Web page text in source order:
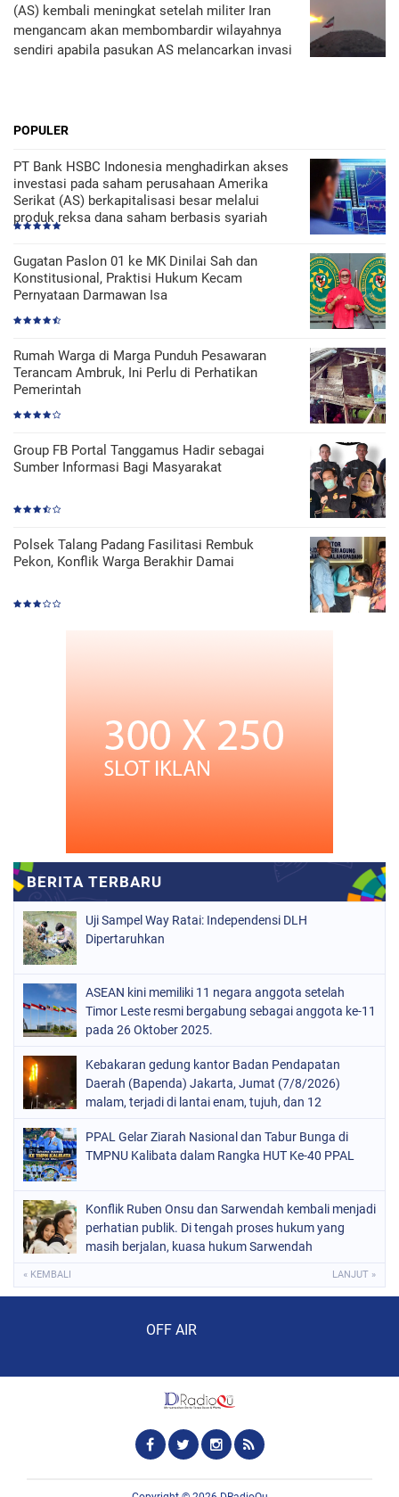
(AS) kembali meningkat setelah militer Iran
mengancam akan membombardir wilayahnya
sendiri apabila pasukan AS melancarkan invasi
POPULER
PT Bank HSBC Indonesia menghadirkan akses
investasi pada saham perusahaan Amerika
Serikat (AS) berkapitalisasi besar melalui
produk reksa dana saham berbasis syariah
Gugatan Paslon 01 ke MK Dinilai Sah dan
Konstitusional, Praktisi Hukum Kecam
Pernyataan Darmawan Isa
Rumah Warga di Marga Punduh Pesawaran
Terancam Ambruk, Ini Perlu di Perhatikan
Pemerintah
Group FB Portal Tanggamus Hadir sebagai
Sumber Informasi Bagi Masyarakat
Polsek Talang Padang Fasilitasi Rembuk
Pekon, Konflik Warga Berakhir Damai
Uji Sampel Way Ratai: Independensi DLH
Dipertaruhkan
ASEAN kini memiliki 11 negara anggota setelah
Timor Leste resmi bergabung sebagai anggota ke-11
pada 26 Oktober 2025.
Kebakaran gedung kantor Badan Pendapatan
Daerah (Bapenda) Jakarta, Jumat (7/8/2026)
malam, terjadi di lantai enam, tujuh, dan 12
PPAL Gelar Ziarah Nasional dan Tabur Bunga di
TMPNU Kalibata dalam Rangka HUT Ke-40 PPAL
Konflik Ruben Onsu dan Sarwendah kembali menjadi
perhatian publik. Di tengah proses hukum yang
masih berjalan, kuasa hukum Sarwendah
« KEMBALI LANJUT »
OFF AIR